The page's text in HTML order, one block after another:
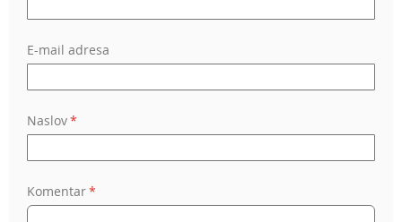
E-mail adresa
Naslov
Komentar